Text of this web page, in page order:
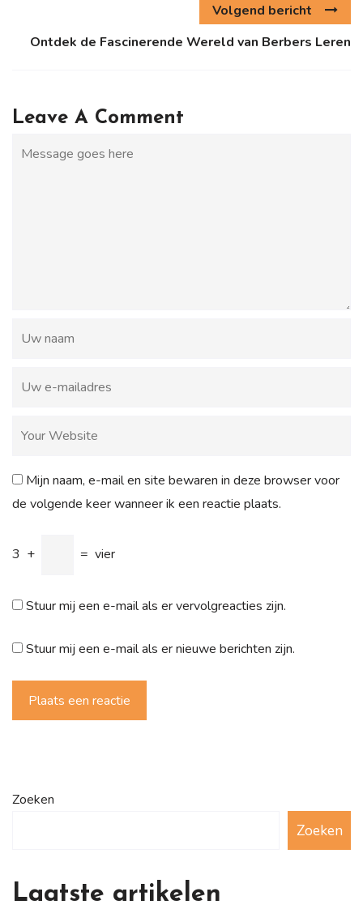
Volgend bericht
Ontdek de Fascinerende Wereld van Berbers Leren
Leave A Comment
Mijn naam, e-mail en site bewaren in deze browser voor
de volgende keer wanneer ik een reactie plaats.
3 + = vier
Stuur mij een e-mail als er vervolgreacties zijn.
Stuur mij een e-mail als er nieuwe berichten zijn.
Plaats een reactie
Zoeken
Zoeken
Laatste artikelen